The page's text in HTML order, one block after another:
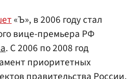
«Ъ», в 2006 году стал
вице-премьера РФ
. С 2006 по 2008 год
приоритетных